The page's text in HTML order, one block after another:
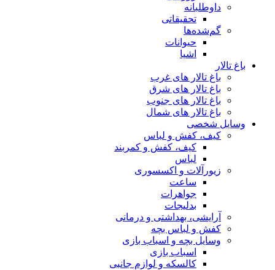
داوطلبانه
تحقیقاتی
گم‌شده‌ها
حیوانات
اشیا
باغ تالار
باغ تالار های غرب
باغ تالار های شرق
باغ تالار های جنوب
باغ تالار های شمال
وسایل شخصی
کیف، کفش و لباس
کیف، کفش و کمربند
لباس
زیورآلات و اکسسوری
ساعت
جواهرات
بدلیجات
آرایشی، بهداشتی و درمانی
کفش و لباس بچه
وسایل بچه و اسباب بازی
اسباب بازی
کالسکه و لوازم جانبی